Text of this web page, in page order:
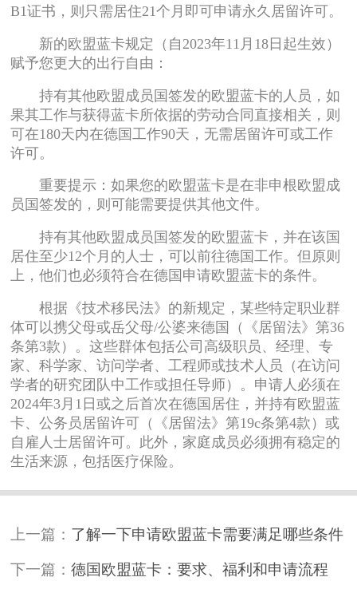
B1证书，则只需居住21个月即可申请永久居留许可。
新的欧盟蓝卡规定（自2023年11月18日起生效）
赋予您更大的出行自由：
持有其他欧盟成员国签发的欧盟蓝卡的人员，如
果其工作与获得蓝卡所依据的劳动合同直接相关，则
可在180天内在德国工作90天，无需居留许可或工作
许可。
重要提示：如果您的欧盟蓝卡是在非申根欧盟成
员国签发的，则可能需要提供其他文件。
持有其他欧盟成员国签发的欧盟蓝卡，并在该国
居住至少12个月的人士，可以前往德国工作。但原则
上，他们也必须符合在德国申请欧盟蓝卡的条件。
根据《技术移民法》的新规定，某些特定职业群
体可以携父母或岳父母/公婆来德国（《居留法》第36
条第3款）。这些群体包括公司高级职员、经理、专
家、科学家、访问学者、工程师或技术人员（在访问
学者的研究团队中工作或担任导师）。申请人必须在
2024年3月1日或之后首次在德国居住，并持有欧盟蓝
卡、公务员居留许可（《居留法》第19c条第4款）或
自雇人士居留许可。此外，家庭成员必须拥有稳定的
生活来源，包括医疗保险。
上一篇： 了解一下申请欧盟蓝卡需要满足哪些条件
下一篇：德国欧盟蓝卡：要求、福利和申请流程